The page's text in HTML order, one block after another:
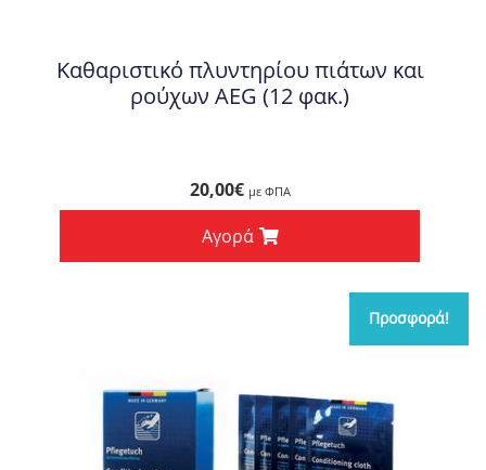
Καθαριστικό πλυντηρίου πιάτων και
ρούχων AEG (12 φακ.)
20,00€ με ΦΠΑ
Αγορά
Προσφορά!